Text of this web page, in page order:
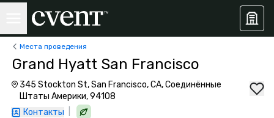
Места проведения
Grand Hyatt San Francisco
345 Stockton St, San Francisco, CA, Соединённые
Штаты Америки, 94108
Контакты